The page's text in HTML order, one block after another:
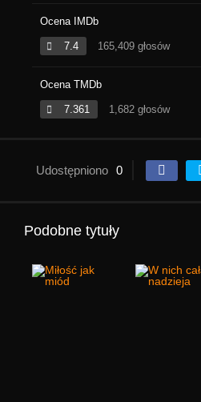
Ocena IMDb
7.4 165,409 głosów
Ocena TMDb
7.361 1,682 głosów
Udostępniono 0
Podobne tytuły